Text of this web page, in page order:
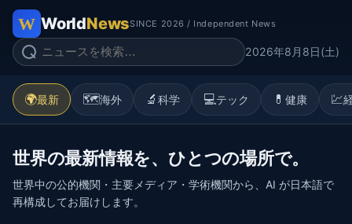
WorldNewsSINCE 2026 / Independent News
2026年8月8日(土)
🌍最新 🗺️海外 🔬 科学 💻テック 💊 健康 💹
世界の最新情報を、ひとつの場所で。
世界中の公的機関・主要メディア・学術機関から、AI が日本語で
再構成してお届けします。